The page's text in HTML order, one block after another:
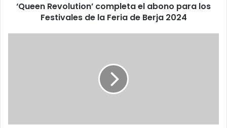
‘Queen Revolution’ completa el abono para los
Festivales de la Feria de Berja 2024